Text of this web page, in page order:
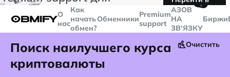
больше
$5000
Telegram
О
нас
Как
начать
обмен?
ОбменникиPremium
support
🤙
AЗОВ
НА
ЗВ'ЯЗКУ
Биржи
Поиск наилучшего курса
криптовалюты
Очистить